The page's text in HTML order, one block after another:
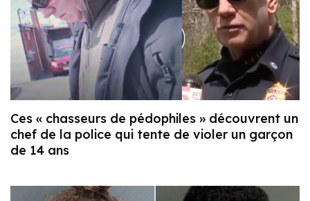
Ces « chasseurs de pédophiles » découvrent un
chef de la police qui tente de violer un garçon
de 14 ans